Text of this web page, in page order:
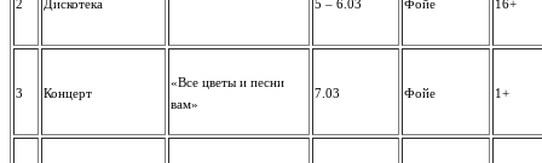
2 Дискотека 5 – 6.03 Фойе 16+
3 Концерт
«Все цветы и песни
вам»
7.03 Фойе 1+